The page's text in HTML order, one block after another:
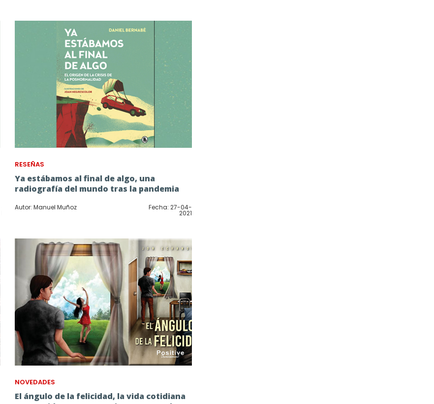
RESEÑAS
Ya estábamos al final de algo, una
radiografía del mundo tras la pandemia
Autor: Manuel Muñoz Fecha: 27-04-
2021
NOVEDADES
El ángulo de la felicidad, la vida cotidiana